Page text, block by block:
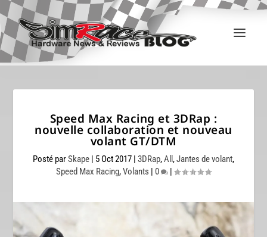
Speed Max Racing et 3DRap :
nouvelle collaboration et nouveau
volant GT/DTM
Posté parSkape | 5 Oct 2017 | 3DRap,All ,Jantes de volant,
Speed Max Racing,Volants | 0 |